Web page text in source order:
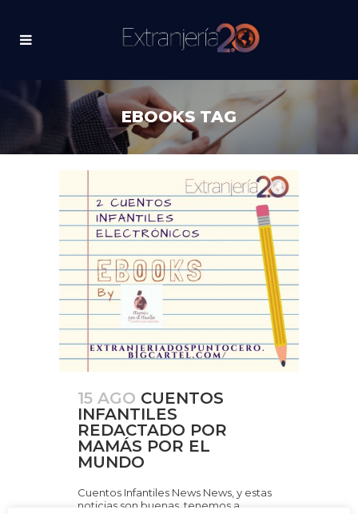
EBOOKS TAG
15 AGO CUENTOS
INFANTILES
REDACTADO POR
MAMÁS POR EL
MUNDO
Cuentos Infantiles News News, y estas
noticias son buenas, tenemos a